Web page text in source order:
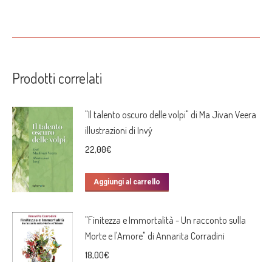
Prodotti correlati
"Il talento oscuro delle volpi" di Ma Jivan Veera
illustrazioni di Invý
22,00€
Aggiungi al carrello
"Finitezza e Immortalità - Un racconto sulla
Morte e l'Amore" di Annarita Corradini
18,00€